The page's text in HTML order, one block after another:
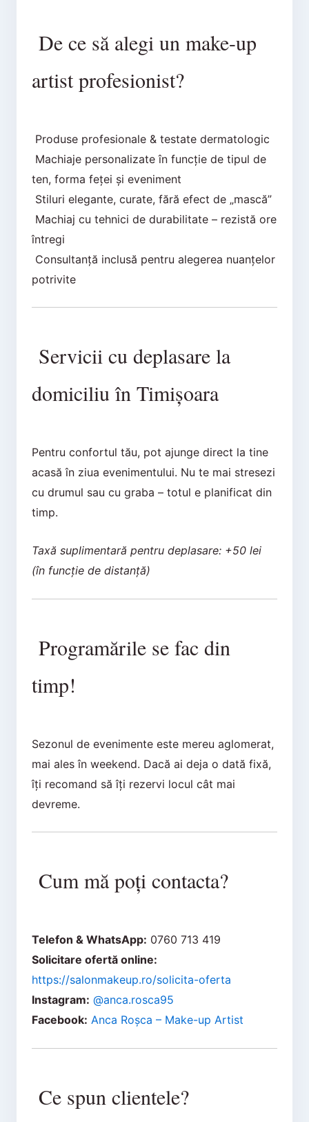
De ce să alegi un make-up
artist profesionist?
Produse profesionale & testate dermatologic
Machiaje personalizate în funcție de tipul de
ten, forma feței și eveniment
Stiluri elegante, curate, fără efect de „mască”
Machiaj cu tehnici de durabilitate – rezistă ore
întregi
Consultanță inclusă pentru alegerea nuanțelor
potrivite
Servicii cu deplasare la
domiciliu în Timișoara
Pentru confortul tău, pot ajunge direct la tine
acasă în ziua evenimentului. Nu te mai stresezi
cu drumul sau cu graba – totul e planificat din
timp.
Taxă suplimentară pentru deplasare: +50 lei
(în funcție de distanță)
Programările se fac din
timp!
Sezonul de evenimente este mereu aglomerat,
mai ales în weekend. Dacă ai deja o dată fixă,
îți recomand să îți rezervi locul cât mai
devreme.
Cum mă poți contacta?
Telefon & WhatsApp: 0760 713 419
Solicitare ofertă online:
https://salonmakeup.ro/solicita-oferta
Instagram: @anca.rosca95
Facebook: Anca Roșca – Make-up Artist
Ce spun clientele?